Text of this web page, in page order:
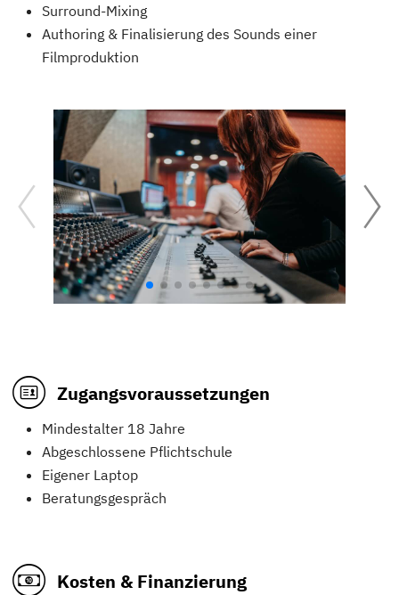
Surround-Mixing
Authoring & Finalisierung des Sounds einer
Filmproduktion
Zugangsvoraussetzungen
Mindestalter 18 Jahre
Abgeschlossene Pflichtschule
Eigener Laptop
Beratungsgespräch
Kosten & Finanzierung